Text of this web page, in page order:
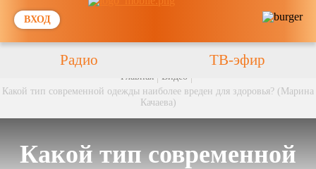
ВХОД
Радио ТВ-эфир
Главная
Видео
Какой тип современной одежды наиболее вреден для здоровья? (Марина
Качаева)
Какой тип современной